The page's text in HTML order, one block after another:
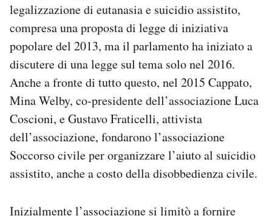
legalizzazione di eutanasia e suicidio assistito,
compresa una proposta di legge di iniziativa
popolare del 2013, ma il parlamento ha iniziato a
discutere di una legge sul tema solo nel 2016.
Anche a fronte di tutto questo, nel 2015 Cappato,
Mina Welby, co-presidente dell’associazione Luca
Coscioni, e Gustavo Fraticelli, attivista
dell’associazione, fondarono l’associazione
Soccorso civile per organizzare l’aiuto al suicidio
assistito, anche a costo della disobbedienza civile.
Inizialmente l’associazione si limitò a fornire